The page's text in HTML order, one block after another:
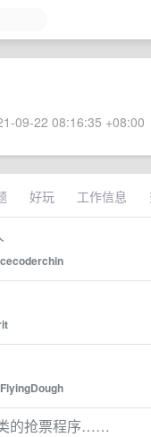
09-22 08:16:35 +08:00
好玩 工作信息
FlyingDough
的抢票程序……